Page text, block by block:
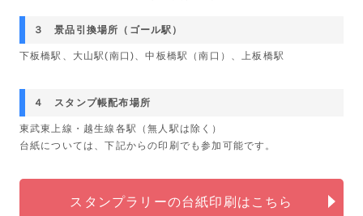
３ 景品引換場所（ゴール駅）
下板橋駅、大山駅(南口)、中板橋駅（南口）、上板橋駅
４ スタンプ帳配布場所
東武東上線・越生線各駅（無人駅は除く）
台紙については、下記からの印刷でも参加可能です。
スタンプラリーの台紙印刷はこちら